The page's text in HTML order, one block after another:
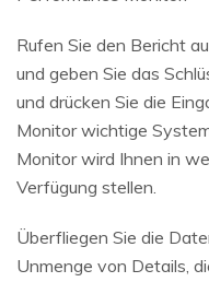
Rufen Sie den Bericht
und geben Sie das
und drücken Sie die
Monitor wichtige
Monitor wird Ihnen in
Verfügung stellen.
Überfliegen Sie die
Unmenge von Details,